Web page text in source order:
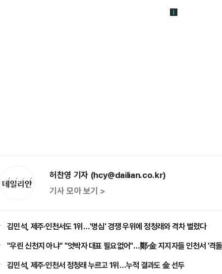
허찬영 기자 (hcy@dailian.co.kr)
기사 모아 보기 >
김민석, 제주·인천서도 1위…'명심' 경쟁 우위에 정청래와 격차 벌렸다
"우린 신천지 아냐" "엇박자 대표 필요없어"…鄭·金 지지자들 인천서 '격
김민석, 제주·인천서 정청래 누르고 1위…누적 결과도 金 선두